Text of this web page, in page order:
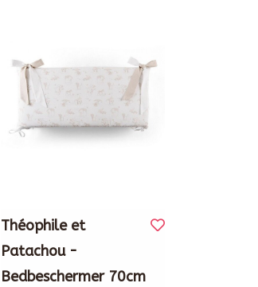
Théophile et
Patachou -
Bedbeschermer 70cm